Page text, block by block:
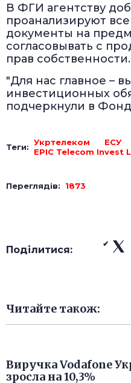
В ФГИ агентству
проанализируют
документы на
согласовывать с
прав собственности.
"Для нас главное –
инвестиционных
подчеркнули в
Теги: Укртелеком ЕСУ
EPIC Telecom Invest
Переглядів: 1873
Поділитися:
Читайте також:
Виручка Vodafone
зросла на 10,3%